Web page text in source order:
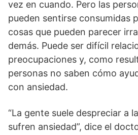
vez en cuando. Pero las
pueden sentirse consumidas
cosas que pueden parecer
demás. Puede ser difícil
preocupaciones y, como
personas no saben cómo
con ansiedad.
“La gente suele despreciar a
sufren ansiedad”, dice el